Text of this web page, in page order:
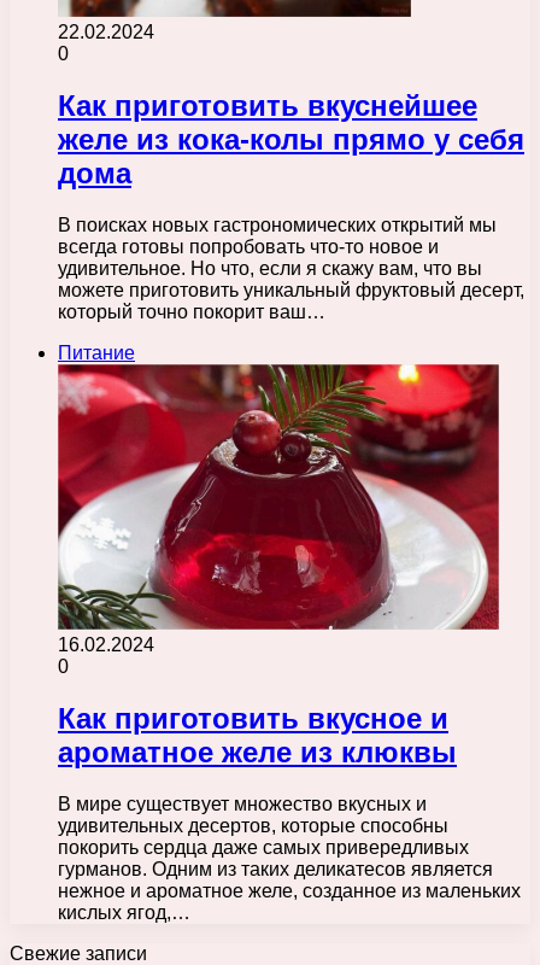
22.02.2024
0
Как приготовить вкуснейшее
желе из кока-колы прямо у себя
дома
В поисках новых гастрономических открытий мы
всегда готовы попробовать что-то новое и
удивительное. Но что, если я скажу вам, что вы
можете приготовить уникальный фруктовый десерт,
который точно покорит ваш…
Питание
16.02.2024
0
Как приготовить вкусное и
ароматное желе из клюквы
В мире существует множество вкусных и
удивительных десертов, которые способны
покорить сердца даже самых привередливых
гурманов. Одним из таких деликатесов является
нежное и ароматное желе, созданное из маленьких
кислых ягод,…
Свежие записи